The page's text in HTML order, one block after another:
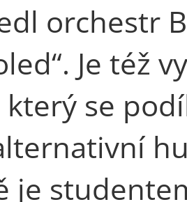
orchestr
Je též
se
je